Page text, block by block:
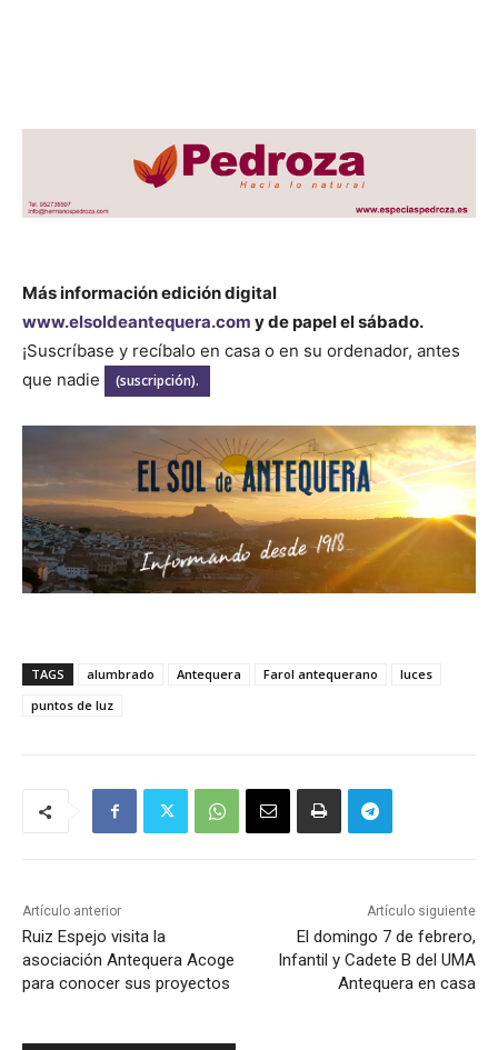
Más información edición digital
www.elsoldeantequera.com y de papel el sábado.
¡Suscríbase y recíbalo en casa o en su ordenador, antes
que nadie
(suscripción).
TAGS alumbrado Antequera Farol antequerano
luces
puntos de luz
Artículo anterior
Ruiz Espejo visita la
asociación Antequera Acoge
para conocer sus proyectos
Artículo siguiente
El domingo 7 de febrero,
Infantil y Cadete B del UMA
Antequera en casa